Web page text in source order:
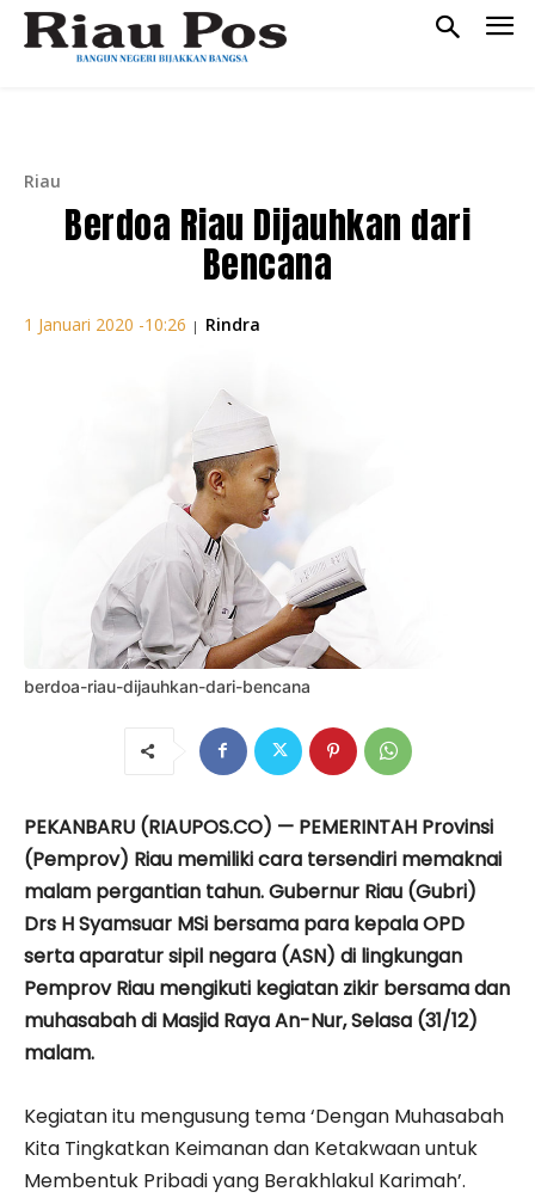
Riau
Berdoa Riau Dijauhkan dari
Bencana
1 Januari 2020 -10:26 | Rindra
berdoa-riau-dijauhkan-dari-bencana
PEKANBARU (RIAUPOS.CO) — PEMERINTAH Provinsi
(Pemprov) Riau memiliki cara tersendiri memaknai
malam pergantian tahun. Gubernur Riau (Gubri)
Drs H Syamsuar MSi bersama para kepala OPD
serta aparatur sipil negara (ASN) di lingkungan
Pemprov Riau mengikuti kegiatan zikir bersama dan
muhasabah di Masjid Raya An-Nur, Selasa (31/12)
malam.
Kegiatan itu mengusung tema ‘Dengan Muhasabah
Kita Tingkatkan Keimanan dan Ketakwaan untuk
Membentuk Pribadi yang Berakhlakul Karimah’.